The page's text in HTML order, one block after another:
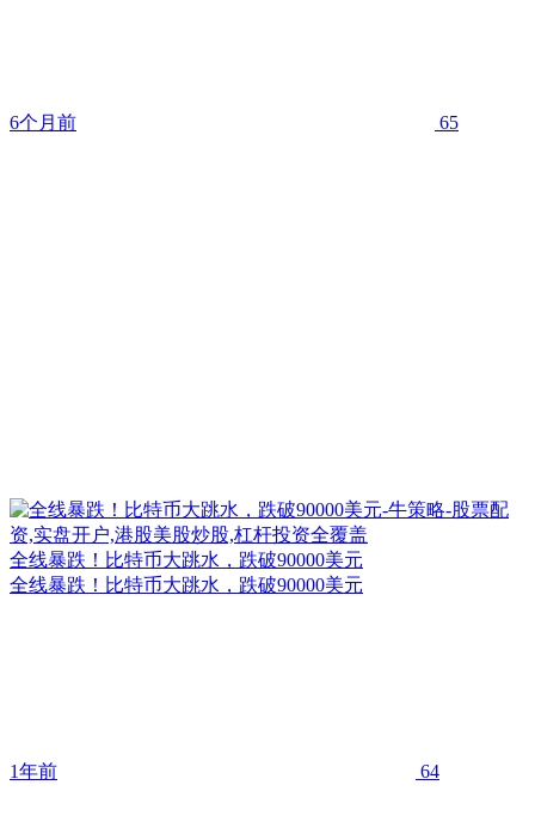
6个月前 65
全线暴跌！比特币大跳水，跌破90000美元
全线暴跌！比特币大跳水，跌破90000美元
1年前 64